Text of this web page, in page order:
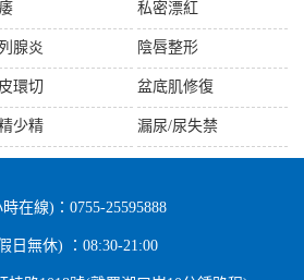
腺炎
環切
少精
私密漂紅
陰唇整形
盆底肌修復
漏尿/尿失禁
在線)：0755-25595888
日無休) ：08:30-21:00